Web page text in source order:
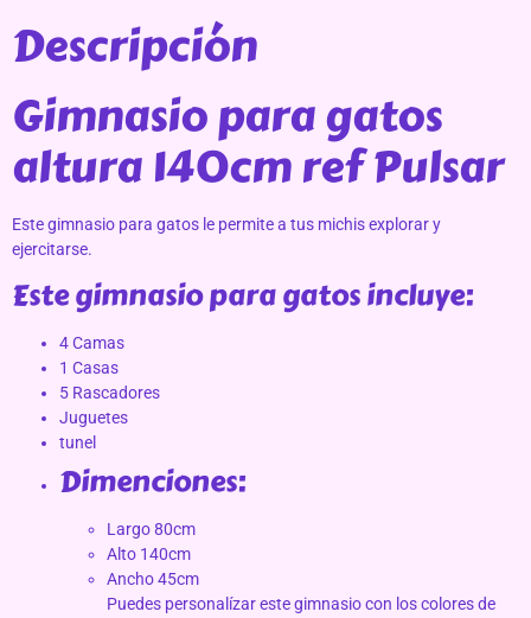
Descripción
Gimnasio para gatos
altura 140cm ref Pulsar
Este gimnasio para gatos le permite a tus michis explorar y
ejercitarse.
Este gimnasio para gatos incluye:
4 Camas
1 Casas
5 Rascadores
Juguetes
tunel
Dimenciones:
Largo 80cm
Alto 140cm
Ancho 45cm
Puedes personalízar este gimnasio con los colores de